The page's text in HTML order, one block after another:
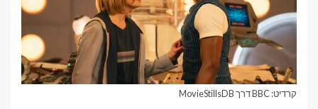
קרדיט: BBC דרך MovieStillsDB